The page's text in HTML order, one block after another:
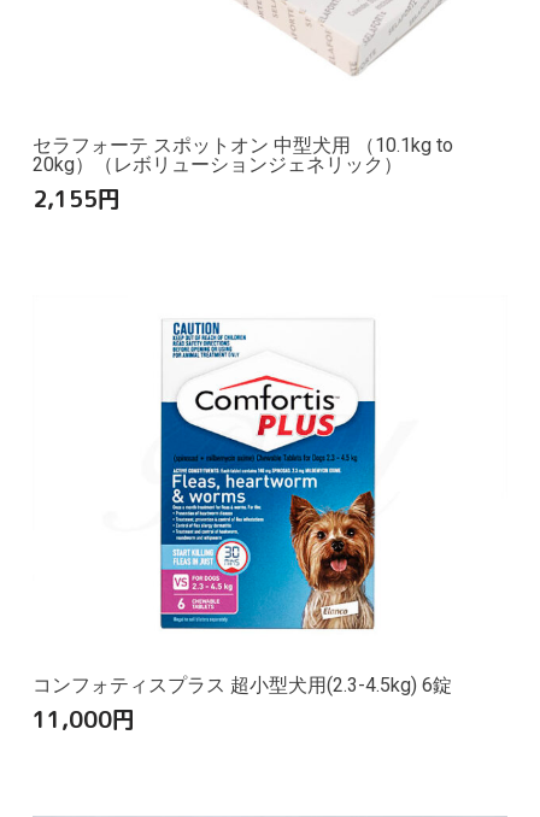
セラフォーテ スポットオン 中型犬用 （10.1kg to
20kg）（レボリューションジェネリック）
2,155円
コンフォティスプラス 超小型犬用(2.3-4.5kg) 6錠
11,000円